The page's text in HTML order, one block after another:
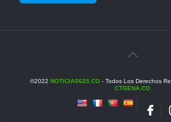
©2022 NOTICIAS625.CO- Todos Los Derechos
CTGENA.CO